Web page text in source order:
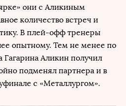
они с Аликиным
количество встреч и
В плей-офф тренеры
опытному. Тем не менее по
Гагарина Аликин получил
подменял партнера и в
с «Металлургом».